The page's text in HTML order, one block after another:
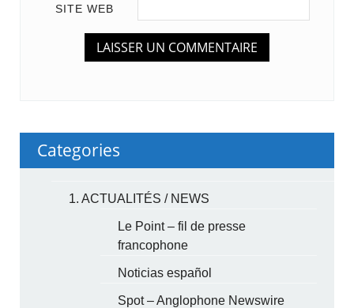
SITE WEB
Categories
1. ACTUALITÉS / NEWS
Le Point – fil de presse
francophone
Noticias español
Spot – Anglophone Newswire